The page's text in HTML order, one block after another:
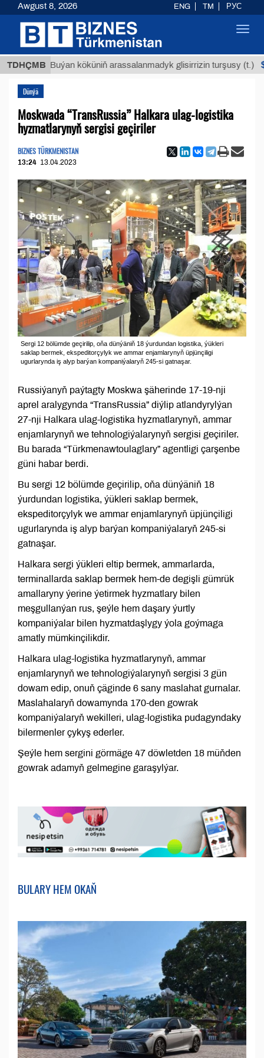
TDHÇMB
Buýan köküniň arassalanmadyk glisirrizin turşusy (t.)
Dünýä
Moskwada “TransRussia” Halkara ulag-logistika
hyzmatlarynyň sergisi geçiriler
BIZNES TÜRKMENISTAN
13:24 13.04.2023
Sergi 12 bölümde geçirilip, oňa dünýäniň 18 ýurdundan logistika, ýükleri
saklap bermek, ekspeditorçylyk we ammar enjamlarynyň üpjünçiligi
ugurlarynda iş alyp barýan kompaniýalaryň 245-si gatnaşar.
Russiýanyň paýtagty Moskwa şäherinde 17-19-nji
aprel aralygynda “TransRussia” diýlip atlandyrylýan
27-nji Halkara ulag-logistika hyzmatlarynyň, ammar
enjamlarynyň we tehnologiýalarynyň sergisi geçiriler.
Bu barada “Türkmenawtoulaglary” agentligi çarşenbe
güni habar berdi.
Bu sergi 12 bölümde geçirilip, oňa dünýäniň 18
ýurdundan logistika, ýükleri saklap bermek,
ekspeditorçylyk we ammar enjamlarynyň üpjünçiligi
ugurlarynda iş alyp barýan kompaniýalaryň 245-si
gatnaşar.
Halkara sergi ýükleri eltip bermek, ammarlarda,
terminallarda saklap bermek hem-de degişli gümrük
amallaryny ýerine ýetirmek hyzmatlary bilen
meşgullanýan rus, şeýle hem daşary ýurtly
kompaniýalar bilen hyzmatdaşlygy ýola goýmaga
amatly mümkinçilikdir.
Halkara ulag-logistika hyzmatlarynyň, ammar
enjamlarynyň we tehnologiýalarynyň sergisi 3 gün
dowam edip, onuň çäginde 6 sany maslahat gurnalar.
Maslahalaryň dowamynda 170-den gowrak
kompaniýalaryň wekilleri, ulag-logistika pudagyndaky
bilermenler çykyş ederler.
Şeýle hem sergini görmäge 47 döwletden 18 müňden
gowrak adamyň gelmegine garaşylýar.
BULARY HEM OKAŇ
Awgust 8, 2026 ENG TM РУС